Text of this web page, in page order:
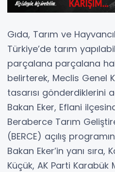
Gıda, Tarım ve
Türkiye’de tarım
parçalana parçalana
belirterek, Meclis Genel
tasarısı gönderdiklerini
Bakan Eker, Eflani
Beraberce Tarım
(BERCE) açılış
Bakan Eker’in yanı sıra,
Küçük, AK Parti Karabük